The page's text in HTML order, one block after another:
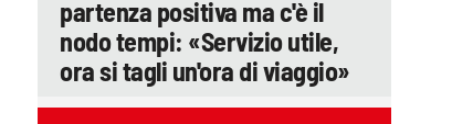
partenza positiva ma c'è il
nodo tempi: «Servizio utile,
ora si tagli un'ora di viaggio»